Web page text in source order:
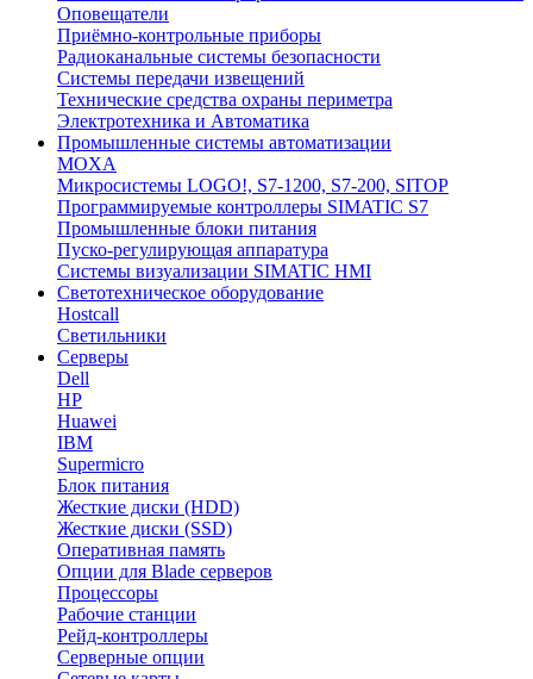
Оповещатели
Приёмно-контрольные приборы
Радиоканальные системы безопасности
Системы передачи извещений
Технические средства охраны периметра
Электротехника и Автоматика
Промышленные системы автоматизации
MOXA
Микросистемы LOGO!, S7-1200, S7-200, SITOP
Программируемые контроллеры SIMATIC S7
Промышленные блоки питания
Пуско-регулирующая аппаратура
Системы визуализации SIMATIC HMI
Светотехническое оборудование
Hostcall
Светильники
Серверы
Dell
HP
Huawei
IBM
Supermicro
Блок питания
Жесткие диски (HDD)
Жесткие диски (SSD)
Оперативная память
Опции для Blade серверов
Процессоры
Рабочие станции
Рейд-контроллеры
Серверные опции